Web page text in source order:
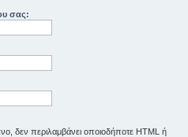
σας:
δεν περιλαμβάνει οποιοδήποτε HTML ή